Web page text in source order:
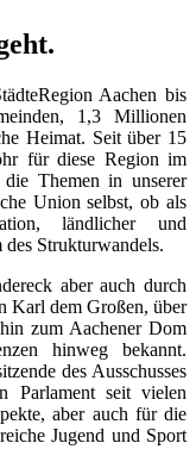
Aachen bis
1,3 Millionen
Heimat. Seit über 15
für diese Region im
Themen in unserer
Union selbst, ob als
ländlicher und
Strukturwandels.
aber auch durch
Karl dem Großen, über
zum Aachener Dom
hinweg bekannt.
des Ausschusses
Parlament seit vielen
aber auch für die
Jugend und Sport